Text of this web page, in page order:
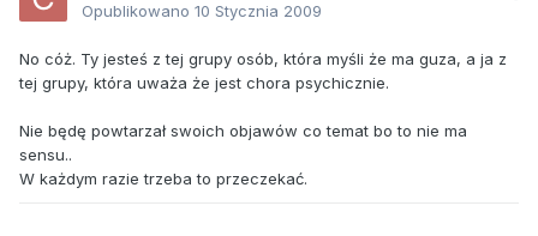
Opublikowano 10 Stycznia 2009
No cóż. Ty jesteś z tej grupy osób, która myśli że ma guza, a ja z
tej grupy, która uważa że jest chora psychicznie.
Nie będę powtarzał swoich objawów co temat bo to nie ma
sensu..
W każdym razie trzeba to przeczekać.